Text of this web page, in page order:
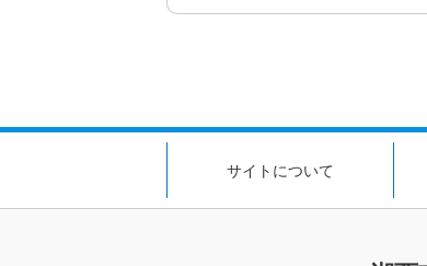
サイトについて